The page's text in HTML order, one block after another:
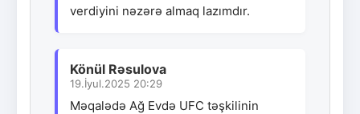
verdiyini nəzərə almaq lazımdır.
Könül Rəsulova
19.İyul.2025 20:29
Məqalədə Ağ Evdə UFC təşkilinin